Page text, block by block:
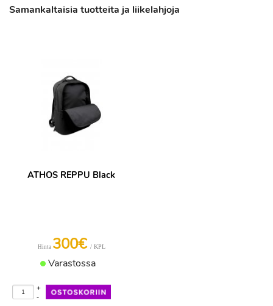
Samankaltaisia tuotteita ja liikelahjoja
ATHOS REPPU Black
Hinta 300€ / KPL
Varastossa
-
+